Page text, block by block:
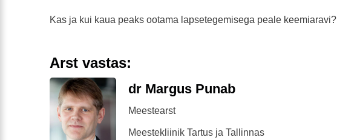
Kas ja kui kaua peaks ootama lapsetegemisega peale keemiaravi?
Arst vastas:
dr Margus Punab
Meestearst
Meestekliinik Tartus ja Tallinnas